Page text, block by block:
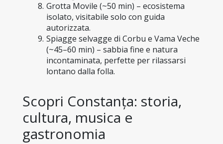
Grotta Movile (~50 min) – ecosistema
isolato, visitabile solo con guida
autorizzata.
Spiagge selvagge di Corbu e Vama Veche
(~45–60 min) – sabbia fine e natura
incontaminata, perfette per rilassarsi
lontano dalla folla.
Scopri Constanța: storia,
cultura, musica e
gastronomia